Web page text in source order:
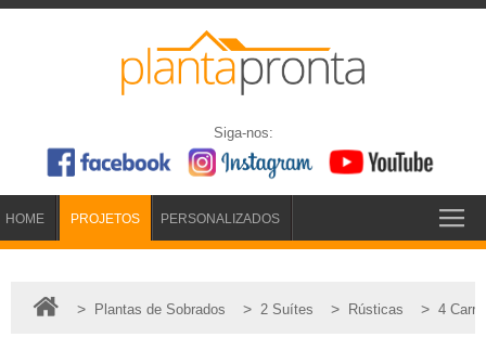
Siga-nos:
HOME PROJETOS PERSONALIZADOS
> Plantas de Sobrados > 2 Suítes > Rústicas > 4